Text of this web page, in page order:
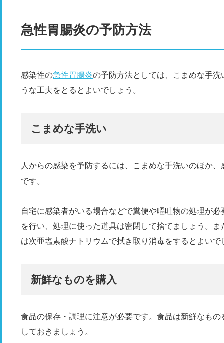
急性胃腸炎の予防方法
感染性の急性胃腸炎の予防方法としては、こまめな手
うな工夫をとるとよいでしょう。
こまめな手洗い
人からの感染を予防するには、こまめな手洗いのほか
です。
自宅に感染者がいる場合などで糞便や嘔吐物の処理が
を行い、処理に使った道具は密閉して捨てましょう。
は次亜塩素酸ナトリウムで拭き取り消毒をするとよいで
新鮮なものを購入
食品の保存・調理に注意が必要です。食品は新鮮なも
しておきましょう。